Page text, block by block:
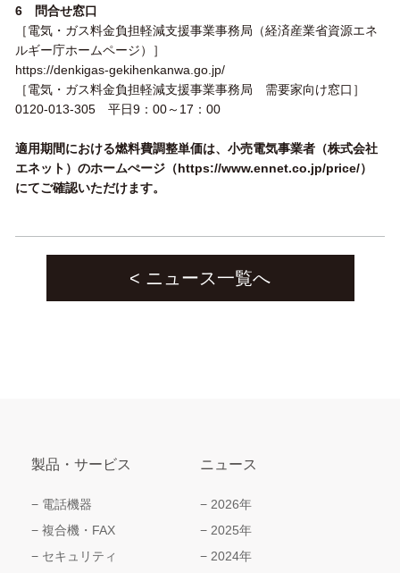
6 問合せ窓口
［電気・ガス料金負担軽減支援事業事務局（経済産業省資源エネ
ルギー庁ホームページ）］
https://denkigas-gekihenkanwa.go.jp/
［電気・ガス料金負担軽減支援事業事務局 需要家向け窓口］
0120-013-305 平日9：00～17：00
適用期間における燃料費調整単価は、小売電気事業者（株式会社
エネット）のホームぺージ（https://www.ennet.co.jp/price/）
にてご確認いただけます。
< ニュース一覧へ
製品・サービス
電話機器
複合機・FAX
セキュリティ
ニュース
2026年
2025年
2024年